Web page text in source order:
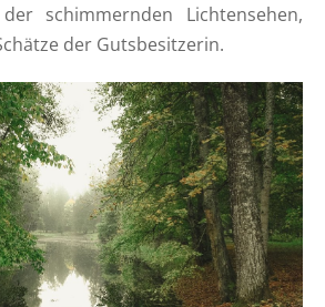
schimmernden Lichtensehen,
der Gutsbesitzerin.